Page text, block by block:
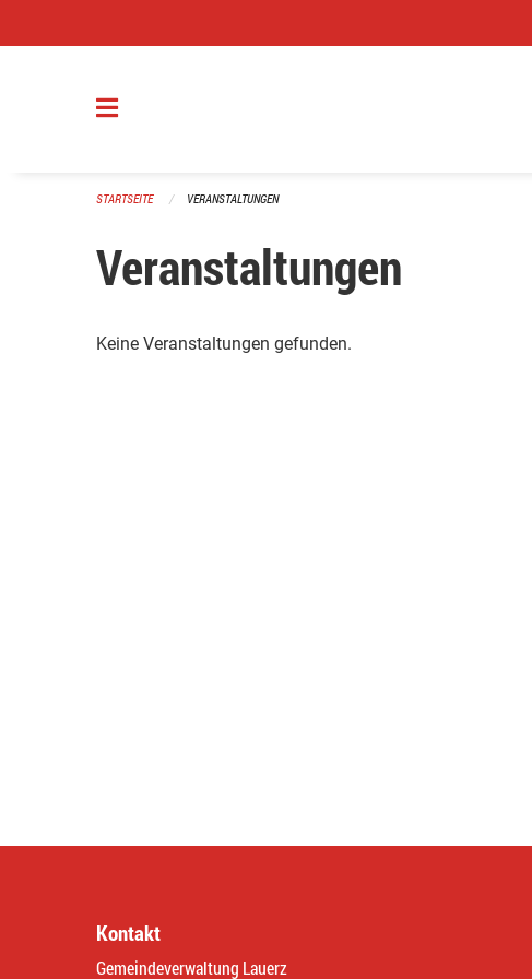
STARTSEITE VERANSTALTUNGEN
Veranstaltungen
Keine Veranstaltungen gefunden.
Kontakt
Gemeindeverwaltung Lauerz